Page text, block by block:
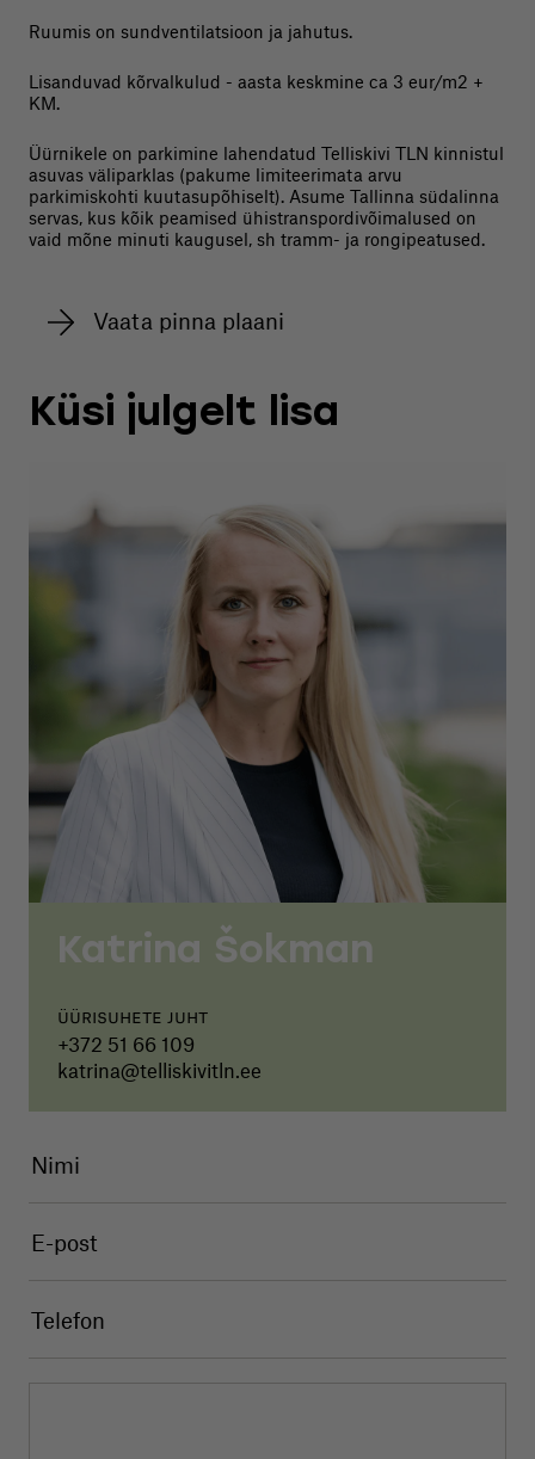
Ruumis on sundventilatsioon ja jahutus.
Lisanduvad kõrvalkulud - aasta keskmine ca 3 eur/m2 +
KM.
Üürnikele on parkimine lahendatud Telliskivi TLN kinnistul
asuvas väliparklas (pakume limiteerimata arvu
parkimiskohti kuutasupõhiselt). Asume Tallinna südalinna
servas, kus kõik peamised ühistranspordivõimalused on
vaid mõne minuti kaugusel, sh tramm- ja rongipeatused.
Vaata pinna plaani
Küsi julgelt lisa
Katrina Šokman
Üürisuhete juht
+372 51 66 109
katrina@telliskivitln.ee